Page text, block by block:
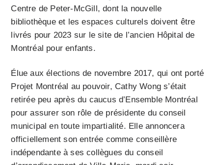
Centre de Peter-McGill, dont la nouvelle
bibliothèque et les espaces culturels doivent être
livrés pour 2023 sur le site de l’ancien Hôpital de
Montréal pour enfants.
Élue aux élections de novembre 2017, qui ont porté
Projet Montréal au pouvoir, Cathy Wong s’était
retirée peu après du caucus d’Ensemble Montréal
pour assurer son rôle de présidente du conseil
municipal en toute impartialité. Elle annoncera
officiellement son entrée comme conseillère
indépendante à ses collègues du conseil